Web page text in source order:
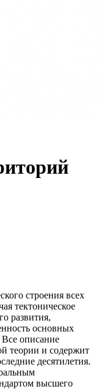
строения всех
тектоническое
развития,
основных
описание
теории и содержит
десятилетия.
высшего